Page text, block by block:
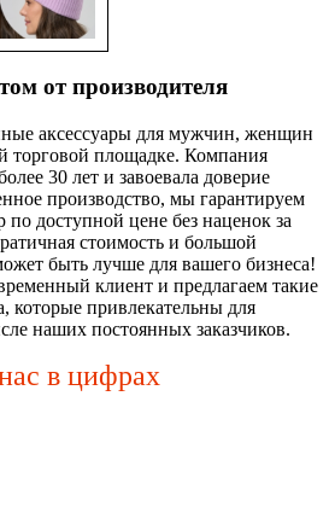
от производителя
аксессуары для мужчин, женщин
торговой площадке. Компания
30 лет и завоевала доверие
производство, мы гарантируем
по доступной цене без наценок за
стоимость и большой
быть лучше для вашего бизнеса!
клиент и предлагаем такие
которые привлекательны для
наших постоянных заказчиков.
в цифрах